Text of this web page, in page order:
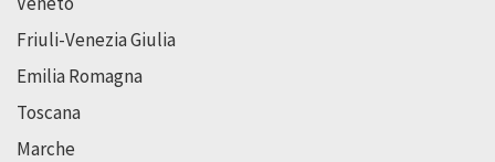
Friuli-Venezia Giulia
Emilia Romagna
Toscana
Marche